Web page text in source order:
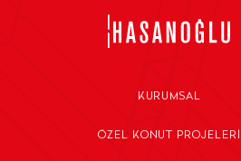
KURUMSAL
ÖZEL KONUT PROJELERI